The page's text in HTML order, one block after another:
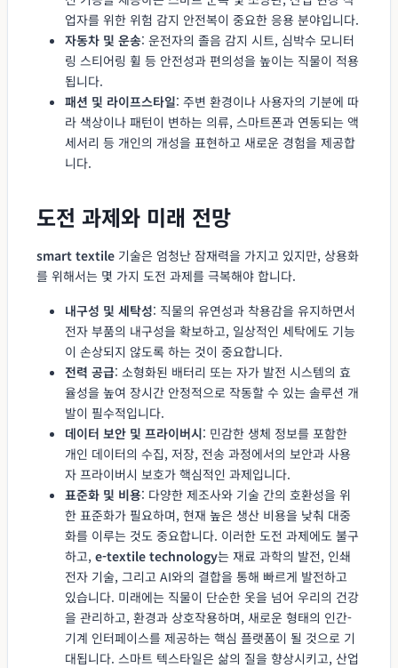
업자를 위한 위험 감지 안전복이 중요한 응용 분야입니다.
자동차 및 운송: 운전자의 졸음 감지 시트, 심박수 모니터
링 스티어링 휠 등 안전성과 편의성을 높이는 직물이 적용
됩니다.
패션 및 라이프스타일: 주변 환경이나 사용자의 기분에 따
라 색상이나 패턴이 변하는 의류, 스마트폰과 연동되는 액
세서리 등 개인의 개성을 표현하고 새로운 경험을 제공합
니다.
도전 과제와 미래 전망
smart textile 기술은 엄청난 잠재력을 가지고 있지만, 상용화
를 위해서는 몇 가지 도전 과제를 극복해야 합니다.
내구성 및 세탁성: 직물의 유연성과 착용감을 유지하면서
전자 부품의 내구성을 확보하고, 일상적인 세탁에도 기능
이 손상되지 않도록 하는 것이 중요합니다.
전력 공급: 소형화된 배터리 또는 자가 발전 시스템의 효
율성을 높여 장시간 안정적으로 작동할 수 있는 솔루션 개
발이 필수적입니다.
데이터 보안 및 프라이버시: 민감한 생체 정보를 포함한
개인 데이터의 수집, 저장, 전송 과정에서의 보안과 사용
자 프라이버시 보호가 핵심적인 과제입니다.
표준화 및 비용: 다양한 제조사와 기술 간의 호환성을 위
한 표준화가 필요하며, 현재 높은 생산 비용을 낮춰 대중
화를 이루는 것도 중요합니다. 이러한 도전 과제에도 불구
하고, e-textile technology는 재료 과학의 발전, 인쇄
전자 기술, 그리고 AI와의 결합을 통해 빠르게 발전하고
있습니다. 미래에는 직물이 단순한 옷을 넘어 우리의 건강
을 관리하고, 환경과 상호작용하며, 새로운 형태의 인간-
기계 인터페이스를 제공하는 핵심 플랫폼이 될 것으로 기
대됩니다. 스마트 텍스타일은 삶의 질을 향상시키고, 산업